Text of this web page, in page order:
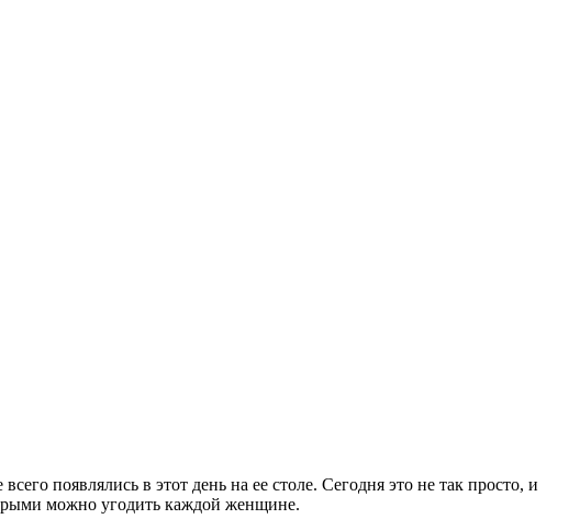
появлялись в этот день на ее столе. Сегодня это не так просто, и
можно угодить каждой женщине.